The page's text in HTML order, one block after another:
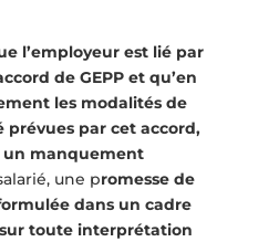
l’employeur est lié par
de GEPP et qu’en
les modalités de
prévues par cet accord,
un manquement
une promesse de
dans un cadre
toute interprétation